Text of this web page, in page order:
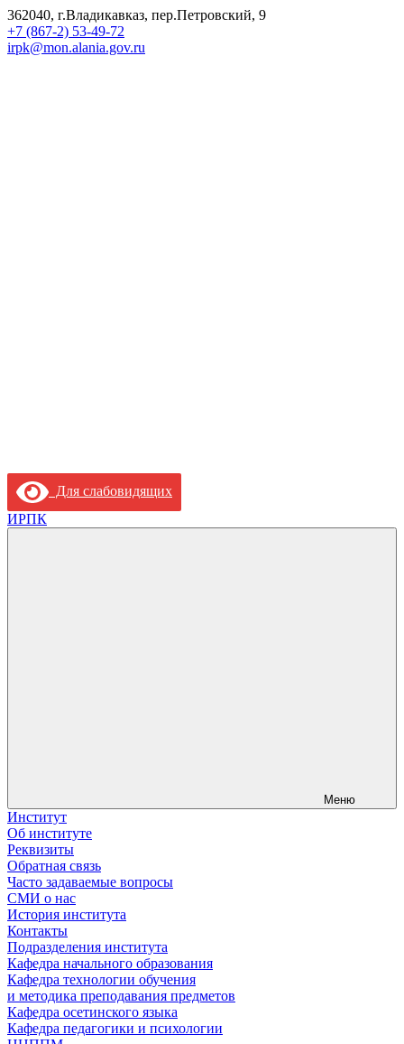
362040, г.Владикавказ, пер.Петровский, 9
+7 (867-2) 53-49-72
irpk@mon.alania.gov.ru
Для слабовидящих
ИРПК
Меню
Институт
Об институте
Реквизиты
Обратная связь
Часто задаваемые вопросы
СМИ о нас
История института
Контакты
Подразделения института
Кафедра начального образования
Кафедра технологии обучения
и методика преподавания предметов
Кафедра осетинского языка
Кафедра педагогики и психологии